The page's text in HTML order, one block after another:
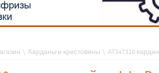
\ Карданы и крестовины \AT347310